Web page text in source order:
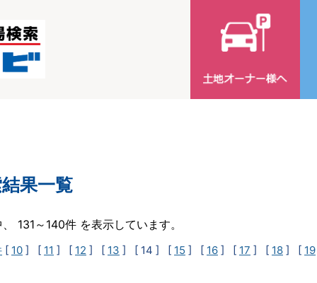
果一覧
131～140件 を表示しています。
[ 10 ] [ 11 ] [ 12 ] [ 13 ] [ 14 ] [ 15 ] [ 16 ] [ 17 ] [ 18 ] [ 19